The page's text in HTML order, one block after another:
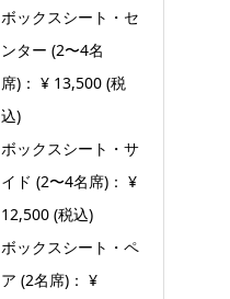
ボックスシート・セ
ンター (2〜4名
席)： ¥ 13,500 (税
込)
ボックスシート・サ
イド (2〜4名席)： ¥
12,500 (税込)
ボックスシート・ペ
ア (2名席)： ¥